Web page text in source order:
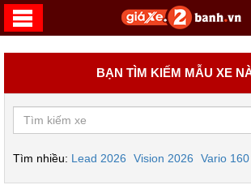
BẠN TÌM KIẾM MẪU XE
Tìm nhiều: Lead 2026 Vision 2026 Vario 160